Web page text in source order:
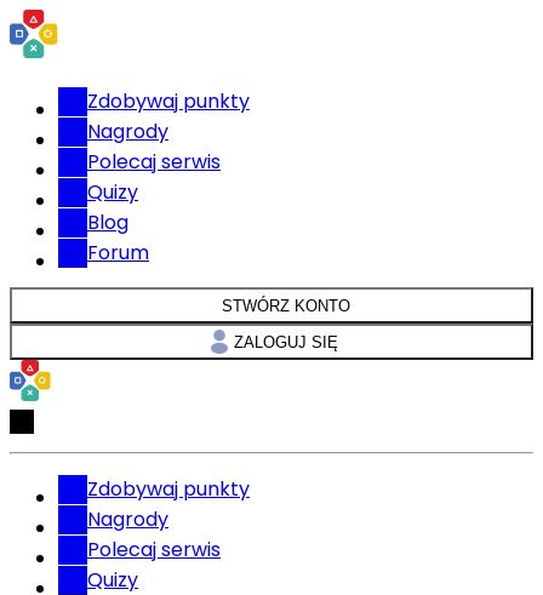
Zdobywaj punkty
Nagrody
Polecaj serwis
Quizy
Blog
Forum
STWÓRZ KONTO
ZALOGUJ SIĘ
Zdobywaj punkty
Nagrody
Polecaj serwis
Quizy